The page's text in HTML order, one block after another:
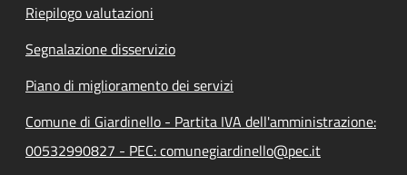
Riepilogo valutazioni
Segnalazione disservizio
Piano di miglioramento dei servizi
Comune di Giardinello - Partita IVA dell'amministrazione:
00532990827 - PEC: comunegiardinello@pec.it